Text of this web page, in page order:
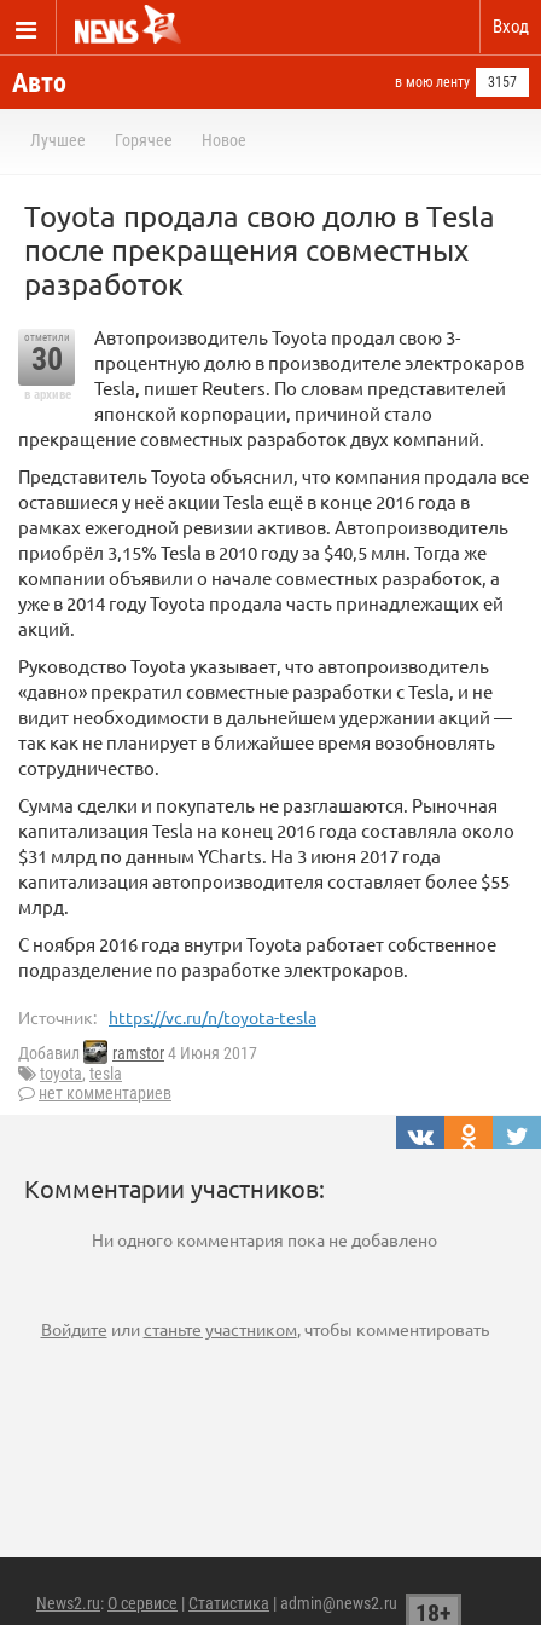
Вход
Авто в мою ленту 3157
Лучшее Горячее Новое
Toyota продала свою долю в Tesla
после прекращения совместных
разработок
отметили
30
в архиве
Автопроизводитель Toyota продал свою 3-
процентную долю в производителе электрокаров
Tesla, пишет Reuters. По словам представителей
японской корпорации, причиной стало
прекращение совместных разработок двух компаний.
Представитель Toyota объяснил, что компания продала все
оставшиеся у неё акции Tesla ещё в конце 2016 года в
рамках ежегодной ревизии активов. Автопроизводитель
приобрёл 3,15% Tesla в 2010 году за $40,5 млн. Тогда же
компании объявили о начале совместных разработок, а
уже в 2014 году Toyota продала часть принадлежащих ей
акций.
Руководство Toyota указывает, что автопроизводитель
«давно» прекратил совместные разработки с Tesla, и не
видит необходимости в дальнейшем удержании акций —
так как не планирует в ближайшее время возобновлять
сотрудничество.
Сумма сделки и покупатель не разглашаются. Рыночная
капитализация Tesla на конец 2016 года составляла около
$31 млрд по данным YCharts. На 3 июня 2017 года
капитализация автопроизводителя составляет более $55
млрд.
С ноября 2016 года внутри Toyota работает собственное
подразделение по разработке электрокаров.
Источник: https://vc.ru/n/toyota-tesla
Добавил ramstor4 Июня 2017
toyota, tesla
нет комментариев
Комментарии участников:
Ни одного комментария пока не добавлено
Войдите илистаньте участником, чтобы комментировать
News2.ru: О сервисе | Статистика | admin@news2.ru 18+